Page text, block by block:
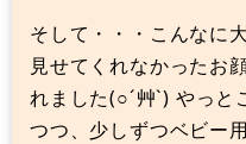
そして・・・こんなに
見せてくれなかったお
れました(○´艸`) やっと
つつ、少しずつベビー